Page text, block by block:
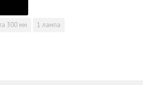
300 мм 1 лампа